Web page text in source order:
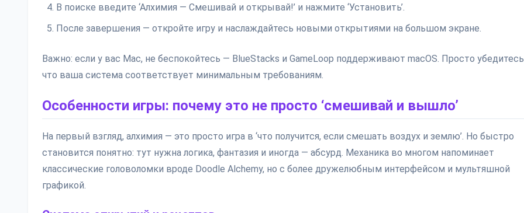
В поиске введите ‘Алхимия — Смешивай и открывай!’ и нажмите ‘Установить’.
После завершения — откройте игру и наслаждайтесь новыми открытиями на большом экране.
Важно: если у вас Mac, не беспокойтесь — BlueStacks и GameLoop поддерживают macOS. Просто
что ваша система соответствует минимальным требованиям.
Особенности игры: почему это не просто ‘смешивай и вышло’
На первый взгляд, алхимия — это просто игра в ‘что получится, если смешать воздух и землю’. Но быстро
становится понятно: тут нужна логика, фантазия и иногда — абсурд. Механика во многом напоминает
классические головоломки вроде Doodle Alchemy, но с более дружелюбным интерфейсом и мультяшной
графикой.